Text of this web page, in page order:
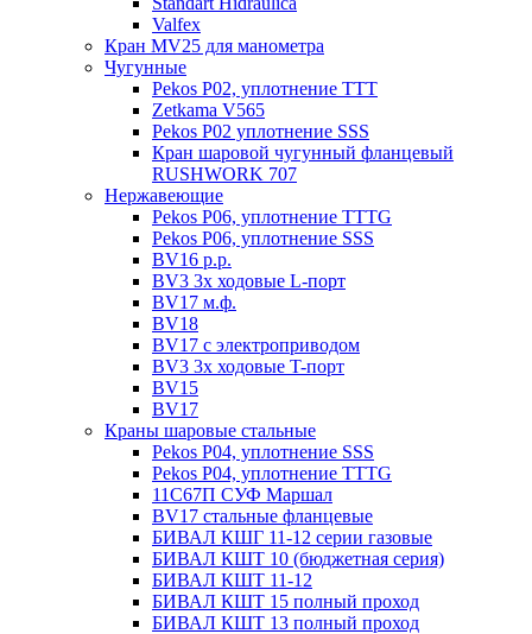
Valfex
Кран MV25 для манометра
Чугунные
Pekos P02, уплотнение ТТТ
Zetkama V565
Pekos P02 уплотнение SSS
Кран шаровой чугунный фланцевый
RUSHWORK 707
Нержавеющие
Pekos P06, уплотнение ТТТG
Pekos P06, уплотнение SSS
BV16 р.р.
BV3 3х ходовые L-порт
BV17 м.ф.
BV18
BV17 с электроприводом
BV3 3х ходовые T-порт
BV15
BV17
Краны шаровые стальные
Pekos P04, уплотнение SSS
Pekos P04, уплотнение ТТТG
11С67П СУФ Маршал
BV17 стальные фланцевые
БИВАЛ КШГ 11-12 серии газовые
БИВАЛ КШТ 10 (бюджетная серия)
БИВАЛ КШТ 11-12
БИВАЛ КШТ 15 полный проход
БИВАЛ КШТ 13 полный проход